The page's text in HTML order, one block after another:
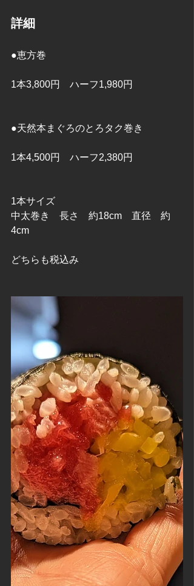
詳細
●恵方巻
1本3,800円　ハーフ1,980円
●天然本まぐろのとろタク巻き
1本4,500円　ハーフ2,380円
1本サイズ
中太巻き　長さ　約18cm　直径　約
4cm
どちらも税込み